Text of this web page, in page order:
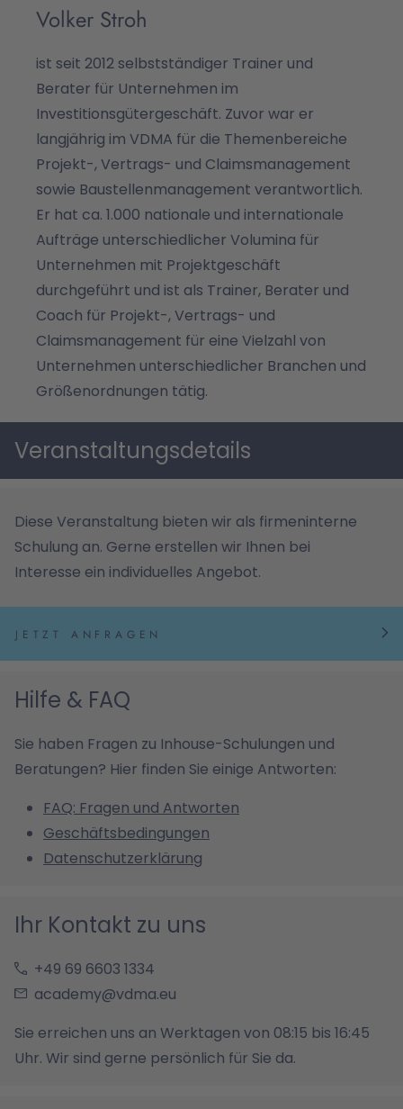
Volker Stroh
ist seit 2012 selbstständiger Trainer und
Berater für Unternehmen im
Investitionsgütergeschäft. Zuvor war er
langjährig im VDMA für die Themenbereiche
Projekt-, Vertrags- und Claimsmanagement
sowie Baustellenmanagement verantwortlich.
Er hat ca. 1.000 nationale und internationale
Aufträge unterschiedlicher Volumina für
Unternehmen mit Projektgeschäft
durchgeführt und ist als Trainer, Berater und
Coach für Projekt-, Vertrags- und
Claimsmanagement für eine Vielzahl von
Unternehmen unterschiedlicher Branchen und
Größenordnungen tätig.
Veranstaltungsdetails
Diese Veranstaltung bieten wir als firmeninterne
Schulung an. Gerne erstellen wir Ihnen bei
Interesse ein individuelles Angebot.
JETZT ANFRAGEN
Hilfe & FAQ
Sie haben Fragen zu Inhouse-Schulungen und
Beratungen? Hier finden Sie einige Antworten:
FAQ: Fragen und Antworten
Geschäftsbedingungen
Datenschutzerklärung
Ihr Kontakt zu uns
+49 69 6603 1334
academy@vdma.eu
Sie erreichen uns an Werktagen von 08:15 bis 16:45
Uhr. Wir sind gerne persönlich für Sie da.